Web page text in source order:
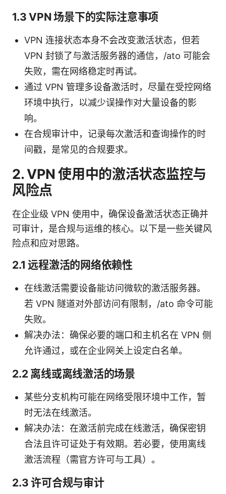
1.3 VPN 场景下的实际注意事项
VPN 连接状态本身不会改变激活状态，但若
VPN 封锁了与激活服务器的通信，/ato 可能会
失败，需在网络稳定时再试。
通过 VPN 管理多设备激活时，尽量在受控网络
环境中执行，以减少误操作对大量设备的影
响。
在合规审计中，记录每次激活和查询操作的时
间戳，是常见的合规要求。
2. VPN 使用中的激活状态监控与
风险点
在企业级 VPN 使用中，确保设备激活状态正确并
可审计，是合规与运维的核心。以下是一些关键风
险点和应对思路。
2.1 远程激活的网络依赖性
在线激活需要设备能访问微软的激活服务器。
若 VPN 隧道对外部访问有限制，/ato 命令可能
失败。
解决办法：确保必要的端口和主机名在 VPN 侧
允许通过，或在企业网关上设定白名单。
2.2 离线或离线激活的场景
某些分支机构可能在网络受限环境中工作，暂
时无法在线激活。
解决办法：在激活前完成在线激活，确保密钥
合法且许可证处于有效期。若必要，使用离线
激活流程（需官方许可与工具）。
2.3 许可合规与审计